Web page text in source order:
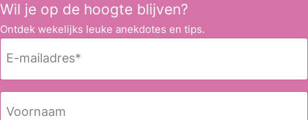
Wil je op de hoogte blijven?
Ontdek wekelijks leuke anekdotes en tips.
m